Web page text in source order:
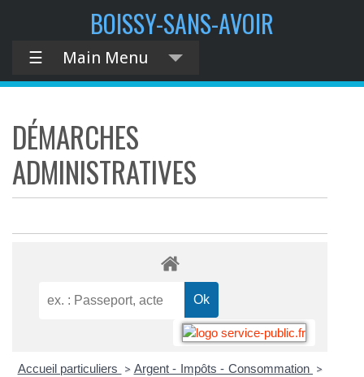
BOISSY-SANS-AVOIR
☰ Main Menu
DÉMARCHES
ADMINISTRATIVES
Accueil particuliers > Argent - Impôts - Consommation >